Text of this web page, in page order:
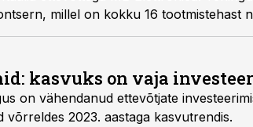
millel on kokku 16 tootmistehast
kasvuks on vaja
on vähendanud ettevõtjate
2023. aastaga kasvutrendis.